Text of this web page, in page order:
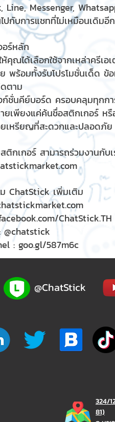
Line, Messenger,
กับการแชทที่ไม่เหมือนเดิมอี
อร์หลัก
ณได้เลือกใช้จากเหล่าครีเอ
พร้อมทั้งรับโปรโมชั่นเด็ด
ตาม
ชั่นคีย์บอร์ด ครอบคลุมทุกก
เพียงแค่ค้นชื่อสติกเกอร์ หรื
เหรียญที่สะดวกและปลอดภัย
กเกอร์ สามารถร่วมงานกับ
ChatStick เพิ่มเติม
ChatStick.TH
@chatstick
: goo.gl/587m6c
@ChatStick
324/
81)